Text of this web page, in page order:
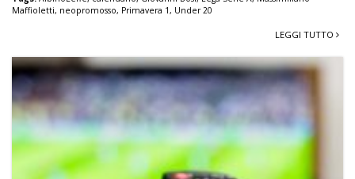
Maffioletti, neopromosso, Primavera 1, Under 20
LEGGI TUTTO